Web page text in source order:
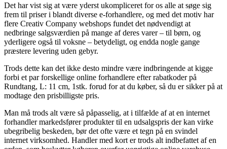
Det har vist sig at være yderst ukompliceret for os alle at søge sig
frem til priser i blandt diverse e-forhandlere, og med det motiv har
flere Creativ Company webshops fundet det nødvendigt at
nedbringe salgsværdien på mange af deres varer – til børn, og
yderligere også til voksne – betydeligt, og endda nogle gange
præstere levering uden gebyr.
Trods dette kan det ikke desto mindre være indbringende at kigge
forbi et par forskellige online forhandlere efter rabatkoder på
Rundtang, L: 11 cm, 1stk. forud for at du køber, så du er sikker på at
modtage den prisbilligste pris.
Man må trods alt være så påpasselig, at i tilfælde af at en internet
forhandler markedsfører produkter til en udsalgspris der kan virke
ubegribelig beskeden, bør det ofte være et tegn på en svindel
internet virksomhed. Handler med kort er trods alt indbefattet af en